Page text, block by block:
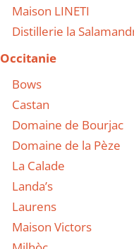
Maison LINETI
Distillerie la
Occitanie
Bows
Castan
Domaine de Bourjac
Domaine de la Pèze
La Calade
Landa’s
Laurens
Maison Victors